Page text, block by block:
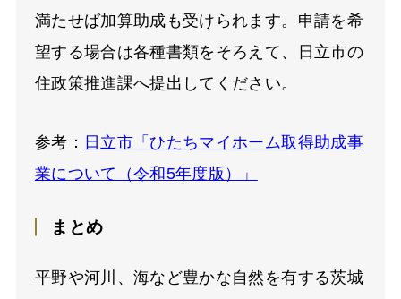
満たせば加算助成も受けられます。申請を希
望する場合は各種書類をそろえて、日立市の
住政策推進課へ提出してください。
参考： 日立市「ひたちマイホーム取得助成事
業について（令和5年度版）」
まとめ
平野や河川、海など豊かな自然を有する茨城